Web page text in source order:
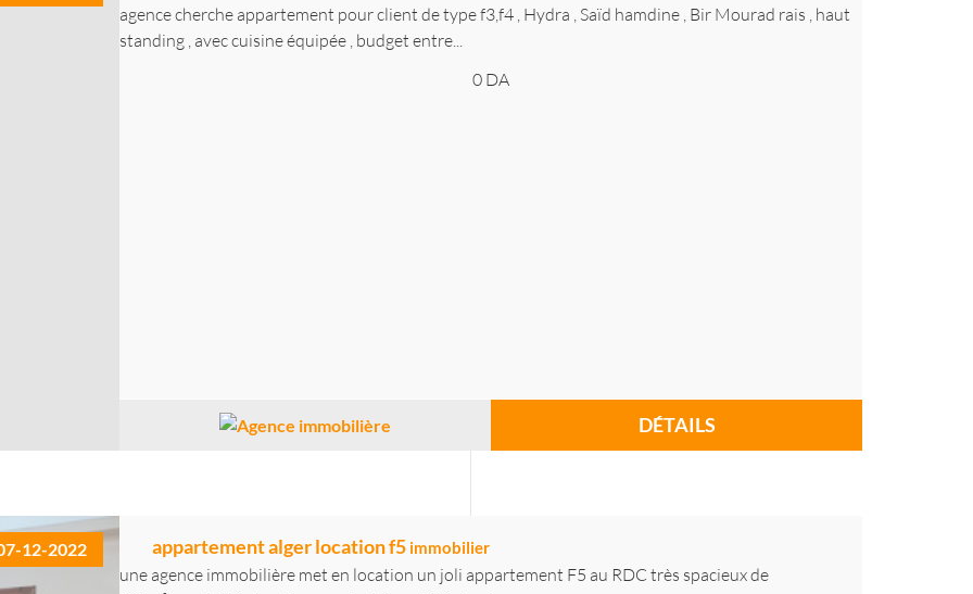
agence cherche appartement pour client de type f3,f4 , Hydra , Saïd hamdine , Bir Mourad rais , haut
standing , avec cuisine équipée , budget entre...
0 DA
DÉTAILS
12-2022 appartement alger location f5 immobilier
une agence immobilière met en location un joli appartement F5 au RDC très spacieux de